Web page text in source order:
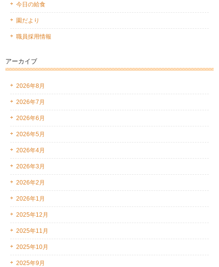
今日の給食
園だより
職員採用情報
アーカイブ
2026年8月
2026年7月
2026年6月
2026年5月
2026年4月
2026年3月
2026年2月
2026年1月
2025年12月
2025年11月
2025年10月
2025年9月